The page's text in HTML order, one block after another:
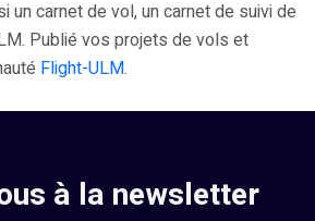
un carnet de vol, un carnet de suivi de
Publié vos projets de vols et
Flight-ULM.
à la newsletter